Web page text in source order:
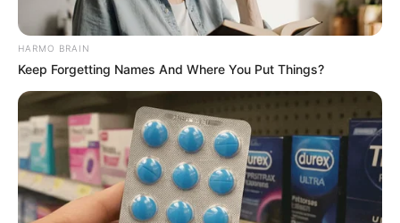
HARMO BRAIN
Keep Forgetting Names And Where You Put Things?